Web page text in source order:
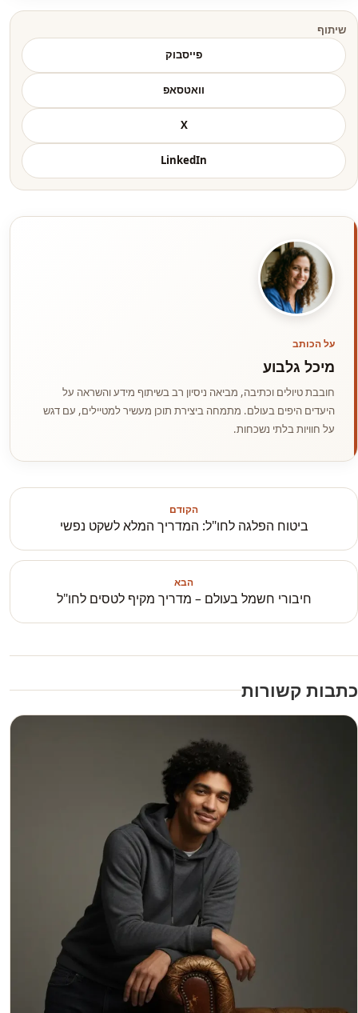
שיתוף
פייסבוק
וואטסאפ
X
LinkedIn
על הכותב
מיכל גלבוע
חובבת טיולים וכתיבה, מביאה ניסיון רב בשיתוף מידע והשראה על
היעדים היפים בעולם. מתמחה ביצירת תוכן מעשיר למטיילים, עם דגש
על חוויות בלתי נשכחות.
הקודם
ביטוח הפלגה לחו"ל: המדריך המלא לשקט נפשי
הבא
חיבורי חשמל בעולם – מדריך מקיף לטסים לחו"ל
כתבות קשורות